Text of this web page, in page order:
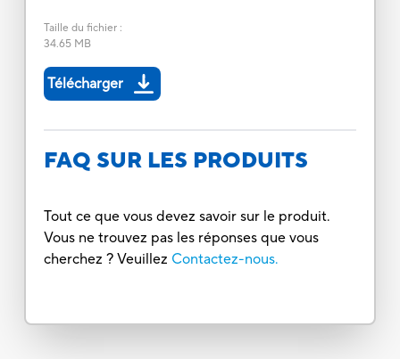
Taille du fichier:
34.65 MB
Télécharger
FAQ SUR LES PRODUITS
Tout ce que vous devez savoir sur le produit.
Vous ne trouvez pas les réponses que vous
cherchez ? Veuillez Contactez-nous.